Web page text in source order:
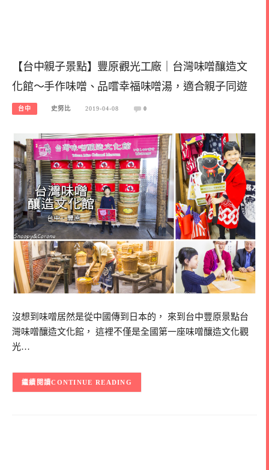
【台中親子景點】豐原觀光工廠｜台灣味噌釀造文
化館～手作味噌、品嚐幸福味噌湯，適合親子同遊
台中 史努比 2019-04-08 0
沒想到味噌居然是從中國傳到日本的， 來到台中豐原景點台
灣味噌釀造文化館， 這裡不僅是全國第一座味噌釀造文化觀
光…
CONTINUE READING